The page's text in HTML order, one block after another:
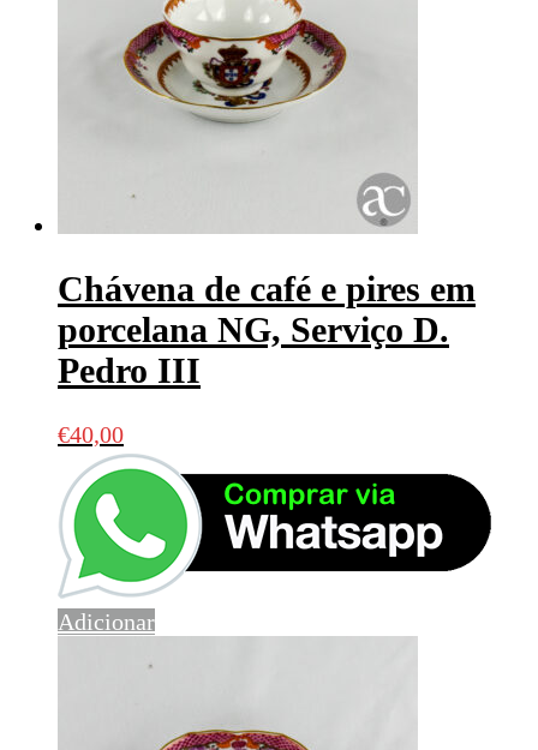
Chávena de café e pires em
porcelana NG, Serviço D.
Pedro III
€40,00
Adicionar